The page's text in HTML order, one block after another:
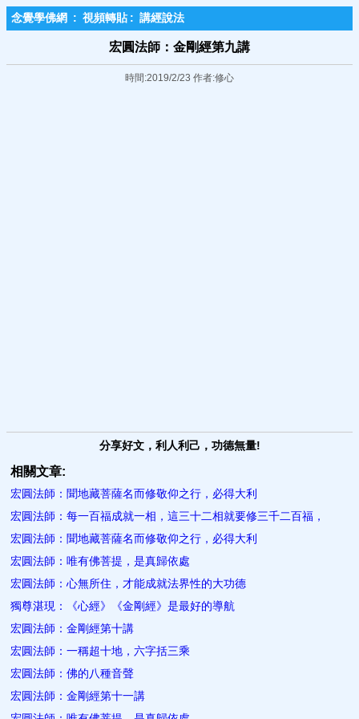
念覺學佛網 : 視頻轉貼 : 講經說法
宏圓法師：金剛經第九講
時間:2019/2/23 作者:修心
分享好文，利人利己，功德無量!
相關文章:
宏圓法師：聞地藏菩薩名而修敬仰之行，必得大利
宏圓法師：每一百福成就一相，這三十二相就要修三千二百福，
宏圓法師：聞地藏菩薩名而修敬仰之行，必得大利
宏圓法師：唯有佛菩提，是真歸依處
宏圓法師：心無所住，才能成就法界性的大功德
獨尊湛現：《心經》《金剛經》是最好的導航
宏圓法師：金剛經第十講
宏圓法師：一稱超十地，六字括三乘
宏圓法師：佛的八種音聲
宏圓法師：金剛經第十一講